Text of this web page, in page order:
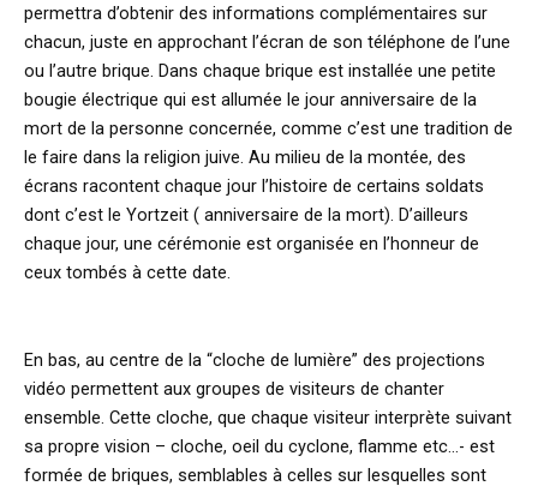
permettra d’obtenir des informations complémentaires sur
chacun, juste en approchant l’écran de son téléphone de l’une
ou l’autre brique. Dans chaque brique est installée une petite
bougie électrique qui est allumée le jour anniversaire de la
mort de la personne concernée, comme c’est une tradition de
le faire dans la religion juive. Au milieu de la montée, des
écrans racontent chaque jour l’histoire de certains soldats
dont c’est le Yortzeit ( anniversaire de la mort). D’ailleurs
chaque jour, une cérémonie est organisée en l’honneur de
ceux tombés à cette date.
En bas, au centre de la “cloche de lumière” des projections
vidéo permettent aux groupes de visiteurs de chanter
ensemble. Cette cloche, que chaque visiteur interprète suivant
sa propre vision – cloche, oeil du cyclone, flamme etc…- est
formée de briques, semblables à celles sur lesquelles sont